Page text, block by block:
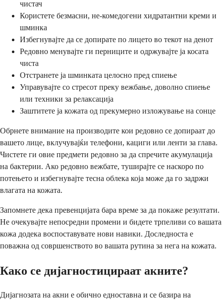
чистач
Користете безмасни, не-комедогени хидратантни креми и
шминка
Избегнувајте да се допирате по лицето во текот на денот
Редовно менувајте ги перниците и одржувајте ја косата
чиста
Отстранете ја шминката целосно пред спиење
Управувајте со стресот преку вежбање, доволно спиење
или техники за релаксација
Заштитете ја кожата од прекумерно изложување на сонце
Обрнете внимание на производите кои редовно се допираат до
вашето лице, вклучувајќи телефони, кациги или ленти за глава.
Чистете ги овие предмети редовно за да спречите акумулација
на бактерии. Ако редовно вежбате, туширајте се наскоро по
потењето и избегнувајте тесна облека која може да го задржи
влагата на кожата.
Запомнете дека превенцијата бара време за да покаже резултати.
Не очекувајте непосредни промени и бидете трпеливи со вашата
кожа додека воспоставувате нови навики. Доследноста е
поважна од совршенството во вашата рутина за нега на кожата.
Како се дијагностицираат акните?
Дијагнозата на акни е обично едноставна и се базира на